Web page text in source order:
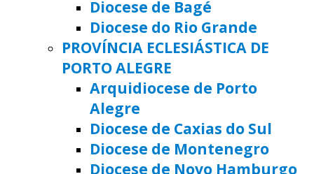
Diocese de Bagé
Diocese do Rio Grande
PROVÍNCIA ECLESIÁSTICA DE
PORTO ALEGRE
Arquidiocese de Porto
Alegre
Diocese de Caxias do Sul
Diocese de Montenegro
Diocese de Novo Hamburgo